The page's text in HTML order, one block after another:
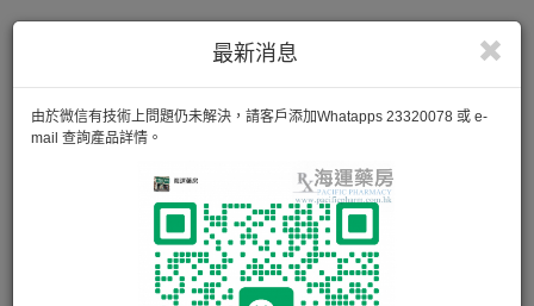
最新消息
由於微信有技術上問題仍未解決，請客戶添加Whatapps 23320078 或 e-
mail 查詢產品詳情。